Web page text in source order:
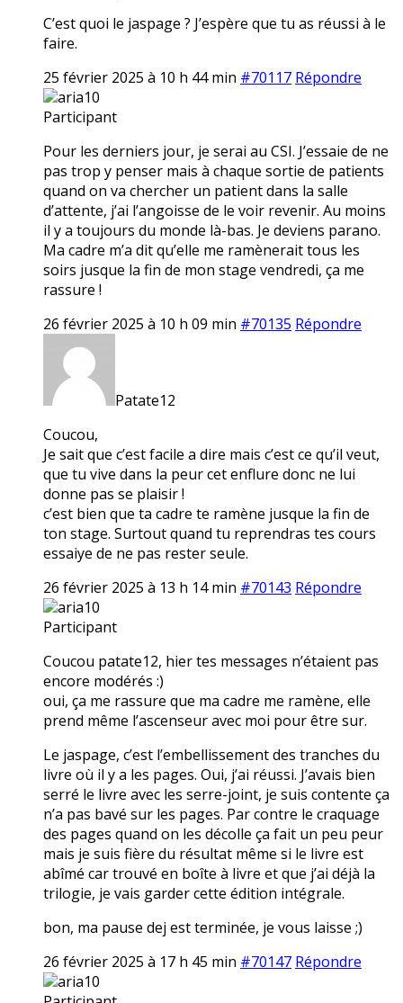
C’est quoi le jaspage ? J’espère que tu as réussi à le
faire.
25 février 2025 à 10 h 44 min #70117 Répondre
aria10
Participant
Pour les derniers jour, je serai au CSI. J’essaie de ne
pas trop y penser mais à chaque sortie de patients
quand on va chercher un patient dans la salle
d’attente, j’ai l’angoisse de le voir revenir. Au moins
il y a toujours du monde là-bas. Je deviens parano.
Ma cadre m’a dit qu’elle me ramènerait tous les
soirs jusque la fin de mon stage vendredi, ça me
rassure !
26 février 2025 à 10 h 09 min #70135 Répondre
Patate12
Coucou,
Je sait que c’est facile a dire mais c’est ce qu’il veut,
que tu vive dans la peur cet enflure donc ne lui
donne pas se plaisir !
c’est bien que ta cadre te ramène jusque la fin de
ton stage. Surtout quand tu reprendras tes cours
essaiye de ne pas rester seule.
26 février 2025 à 13 h 14 min #70143 Répondre
aria10
Participant
Coucou patate12, hier tes messages n’étaient pas
encore modérés :)
oui, ça me rassure que ma cadre me ramène, elle
prend même l’ascenseur avec moi pour être sur.
Le jaspage, c’est l’embellissement des tranches du
livre où il y a les pages. Oui, j’ai réussi. J’avais bien
serré le livre avec les serre-joint, je suis contente ça
n’a pas bavé sur les pages. Par contre le craquage
des pages quand on les décolle ça fait un peu peur
mais je suis fière du résultat même si le livre est
abîmé car trouvé en boîte à livre et que j’ai déjà la
trilogie, je vais garder cette édition intégrale.
bon, ma pause dej est terminée, je vous laisse ;)
26 février 2025 à 17 h 45 min #70147 Répondre
aria10